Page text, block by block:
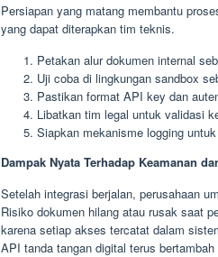
Persiapan yang matang membantu
yang dapat diterapkan tim teknis.
Petakan alur dokumen internal
Uji coba di lingkungan sandbox
Pastikan format API key dan
Libatkan tim legal untuk validasi
Siapkan mekanisme logging
Dampak Nyata Terhadap Keamanan
Setelah integrasi berjalan, perusahaan
Risiko dokumen hilang atau rusak saat
karena setiap akses tercatat dalam
API tanda tangan digital terus